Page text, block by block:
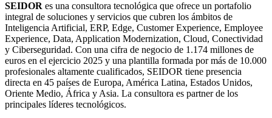
SEIDOR es una consultora tecnológica que ofrece un portafolio
integral de soluciones y servicios que cubren los ámbitos de
Inteligencia Artificial, ERP, Edge, Customer Experience, Employee
Experience, Data, Application Modernization, Cloud, Conectividad
y Ciberseguridad. Con una cifra de negocio de 1.174 millones de
euros en el ejercicio 2025 y una plantilla formada por más de 10.000
profesionales altamente cualificados, SEIDOR tiene presencia
directa en 45 países de Europa, América Latina, Estados Unidos,
Oriente Medio, África y Asia. La consultora es partner de los
principales líderes tecnológicos.